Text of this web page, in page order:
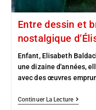
Entre dessin et
nostalgique
Enfant, Elisabeth
une dizaine d'années,
avec des œuvres
Continuer La Lecture